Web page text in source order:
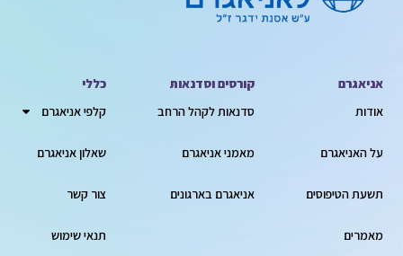
אניאגרם
אודות
על האניאגרם
תשעת הטיפוסים
מאמרים
קורסים וסדנאות
סדנאות לקהל הרחב
מאמני אניאגרם
אניאגרם בארגונים
כללי
קלפי אניאגרם
שאלון אניאגרם
צור קשר
תנאי שימוש